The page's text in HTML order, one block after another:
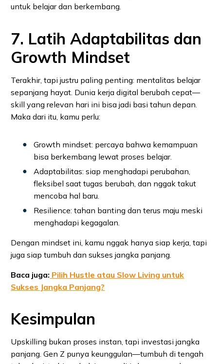
untuk belajar dan berkembang.
7. Latih Adaptabilitas dan
Growth Mindset
Terakhir, tapi justru paling penting: mentalitas belajar
sepanjang hayat. Dunia kerja digital berubah cepat—
skill yang relevan hari ini bisa jadi basi tahun depan.
Maka dari itu, kamu perlu:
Growth mindset: percaya bahwa kemampuan
bisa berkembang lewat proses belajar.
Adaptabilitas: siap menghadapi perubahan,
fleksibel saat tugas berubah, dan nggak takut
mencoba hal baru.
Resilience: tahan banting dan terus maju meski
menghadapi kegagalan.
Dengan mindset ini, kamu nggak hanya siap kerja, tapi
juga siap tumbuh dan sukses jangka panjang.
Baca juga: Pilih Hustle atau Slow Living untuk
Sukses Jangka Panjang?
Kesimpulan
Upskilling bukan proses instan, tapi investasi jangka
panjang. Gen Z punya keunggulan—tumbuh di tengah